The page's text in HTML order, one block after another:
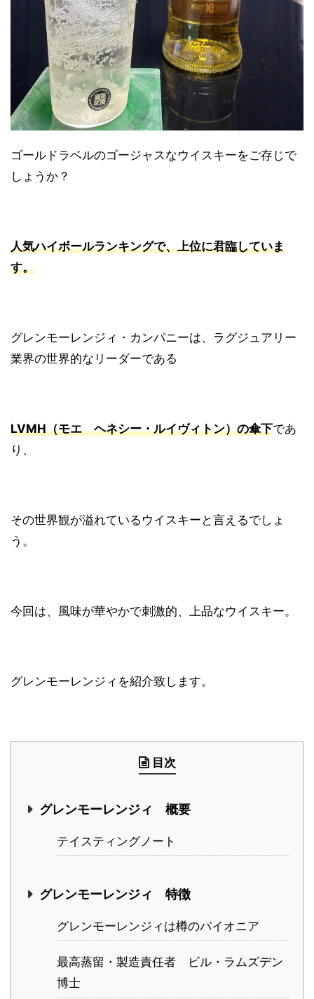
ゴールドラベルのゴージャスなウイスキーをご存じで
しょうか？
人気ハイボールランキングで、上位に君臨していま
す。
グレンモーレンジィ・カンパニーは、ラグジュアリー
業界の世界的なリーダーである
LVMH（モエ ヘネシー・ルイヴィトン）の傘下であ
り、
その世界観が溢れているウイスキーと言えるでしょ
う。
今回は、風味が華やかで刺激的、上品なウイスキー。
グレンモーレンジィを紹介致します。
目次
グレンモーレンジィ 概要
テイスティングノート
グレンモーレンジィ 特徴
グレンモーレンジィは樽のパイオニア
最高蒸留・製造責任者 ビル・ラムズデン
博士